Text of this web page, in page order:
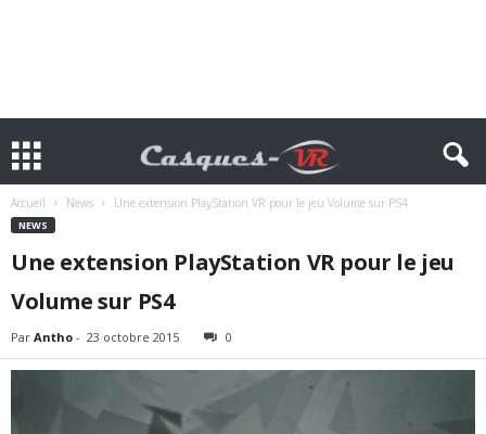
Accueil News Une extension PlayStation VR pour le jeu Volume sur PS4
NEWS
Une extension PlayStation VR pour le jeu
Volume sur PS4
Par Antho - 23 octobre 2015 0